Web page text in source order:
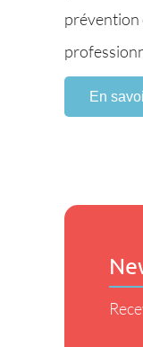
prévention
En